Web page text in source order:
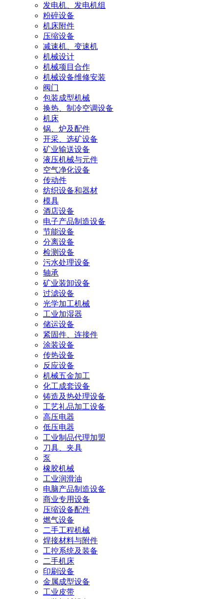
发电机、发电机组
粉碎设备
机床附件
压缩设备
减速机、变速机
机械设计
机械项目合作
机械设备维修安装
阀门
包装成型机械
换热、制冷空调设备
机床
锅、炉及配件
开采、选矿设备
矿业输送设备
液压机械与元件
空气净化设备
传动件
纺织设备和器材
模具
酒店设备
电子产品制造设备
节能设备
分离设备
检测设备
污水处理设备
轴承
矿业装卸设备
过滤设备
光学加工机械
工业加湿器
储运设备
紧固件、连接件
涂装设备
传热设备
反应设备
机械五金加工
化工成套设备
铸造及热处理设备
工艺礼品加工设备
高压电器
低压电器
工业制品代理加盟
刀具、夹具
泵
橡胶机械
工业润滑油
电脑产品制造设备
商业专用设备
压缩设备配件
燃气设备
二手工程机械
焊接材料与附件
工控系统及装备
二手机床
印刷设备
金属成型设备
工业皮带